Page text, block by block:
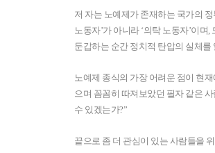
저 자는 노예제가 존재하는 국가의
노동자’가 아니라 ‘의탁 노동자’이며,
둔갑하는 순간 정치적 탄압의 실체를
노예제 종식의 가장 어려운 점이 현
으며 꼼꼼히 따져보았던 필자 같은
수 있겠는가?”
끝으로 좀 더 관심이 있는 사람들을